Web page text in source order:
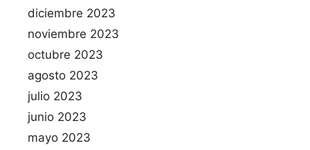
diciembre 2023
noviembre 2023
octubre 2023
agosto 2023
julio 2023
junio 2023
mayo 2023